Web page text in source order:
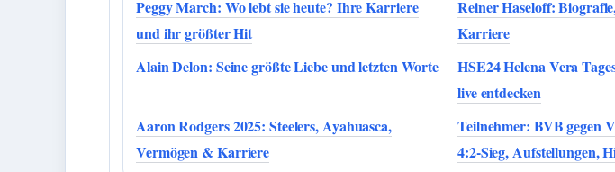
Peggy March: Wo lebt sie heute? Ihre Karriere
und ihr größter Hit
Reiner Haseloff:
Karriere
Alain Delon: Seine größte Liebe und letzten Worte
HSE24 Helena Vera
live entdecken
Aaron Rodgers 2025: Steelers, Ayahuasca,
Vermögen & Karriere
Teilnehmer: BVB gegen
4:2-Sieg, Aufstellungen,